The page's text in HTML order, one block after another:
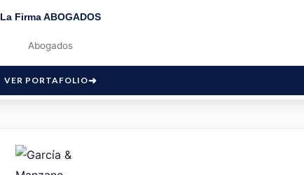
La Firma ABOGADOS
Abogados
VER PORTAFOLIO